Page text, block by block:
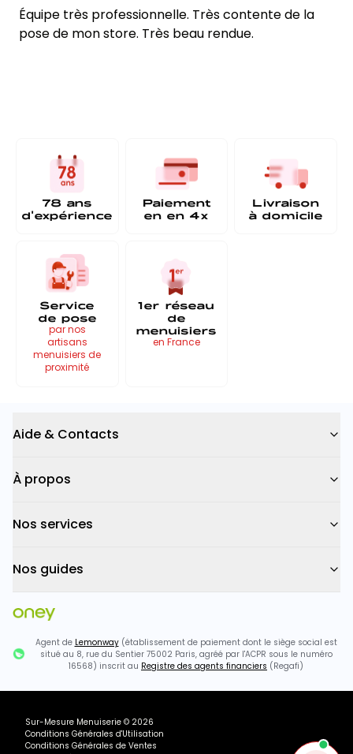
Équipe très professionnelle. Très contente de la
pose de mon store. Très beau rendue.
78 ans
d'expérience
Paiement
en en 4x
Livraison
à domicile
Service
de pose
par nos
artisans
menuisiers de
proximité
1er réseau
de
menuisiers
en France
Aide & Contacts
À propos
Nos services
Nos guides
Agent de Lemonway(établissement de paiement dont le siège social est
situé au 8, rue du Sentier 75002 Paris, agréé par l'ACPR sous le numéro
16568) inscrit au Registre des agents financiers (Regafi)
Sur-Mesure Menuiserie © 2026
Conditions Générales d'Utilisation
Conditions Générales de Ventes